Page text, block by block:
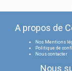
A propos de
Nos Mentions
Politique de
Nous contacter
Nous